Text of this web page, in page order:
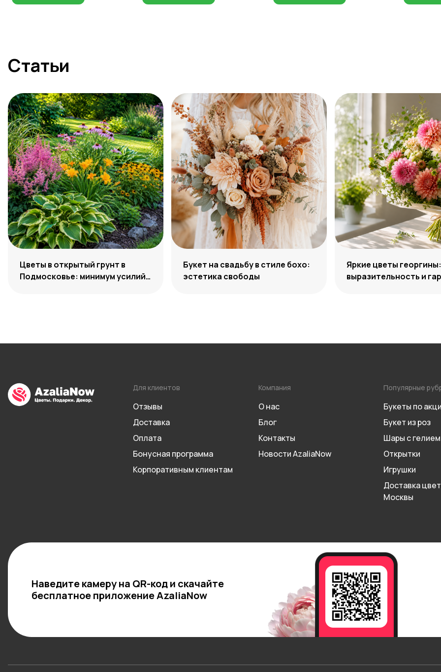
Статьи
Цветы в открытый грунт в
Подмосковье: минимум усилий,
Букет на свадьбу в стиле бохо:
эстетика свободы
Яркие цветы георгины:
выразительность и
Для клиентов
Отзывы
Доставка
Оплата
Бонусная программа
Корпоративным клиентам
Компания
О нас
Блог
Контакты
Новости AzaliaNow
Популярные
Букеты по
Букет из роз
Шары с гелием
Открытки
Игрушки
Доставка
Москвы
Наведите камеру на QR-код и скачайте
бесплатное приложение AzaliaNow